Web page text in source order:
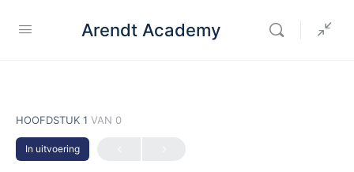
Arendt Academy
HOOFDSTUK 1 VAN 0
In uitvoering